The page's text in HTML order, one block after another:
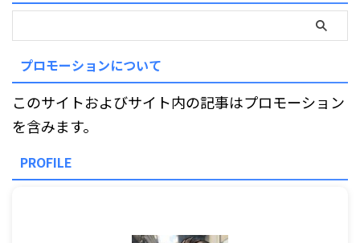
プロモーションについて
このサイトおよびサイト内の記事はプロモーション
を含みます。
PROFILE